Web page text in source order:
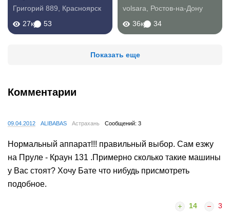
Григорий 889
Красноярск
27к
53
volsara
Ростов-на-Дону
36к
34
Показать еще
Комментарии
09.04.2012 ALIBABAS Астрахань Сообщений: 3
Нормальный аппарат!!! правильный выбор. Сам езжу
на Пруле - Краун 131 .Примерно сколько такие машины
у Вас стоят? Хочу Бате что нибудь присмотреть
подобное.
14 3